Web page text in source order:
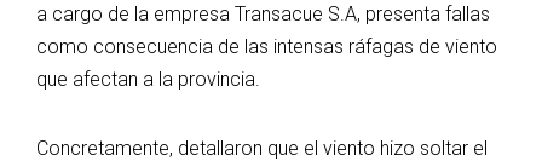
a cargo de la empresa Transacue S.A, presenta fallas
como consecuencia de las intensas ráfagas de viento
que afectan a la provincia.
Concretamente, detallaron que el viento hizo soltar el